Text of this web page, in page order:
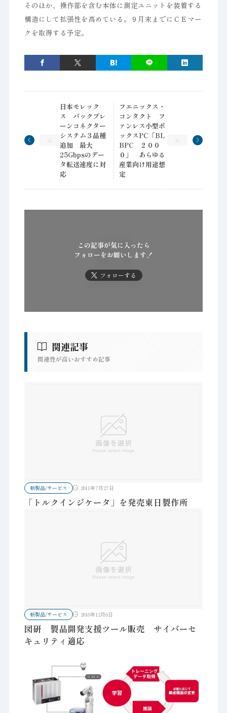
そのほか、操作部を含む本体に測定ユニットを装着する
構造にして拡張性を高めている。９月末までにＣＥマー
クを取得する予定。
日本モレック
ス バックプレ
ーンコネクター
システム３品種
追加 最大
25Gbpsのデー
タ転送速度に対
応
フエニックス・
コンタクト フ
ァンレス小型ボ
ックスPC「BL
BPC ２００
０」 あらゆる
産業向け用途想
定
この記事が気に入ったら
フォローをお願いします！
フォローする
関連記事
関連性が高いおすすめ記事
新製品/サービス 2011年7月27日
「トルクインジケータ」を発売東日製作所
新製品/サービス 2016年12月6日
図研 製品開発支援ツール販売 サイバーセ
キュリティ適応